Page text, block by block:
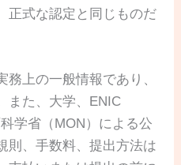
正式な認定と同じものだ
務上の一般情報であり、
また、大学、ENIC
学省（MON）による公
則、手数料、提出方法は